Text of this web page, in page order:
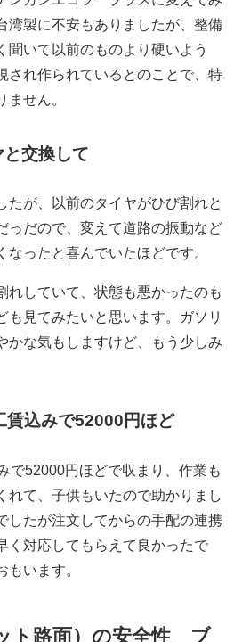
湾製に不安もありましたが、整備
聞いて以前のものより硬いよう
され作られているとのことで、特
ません。
交換して
たが、以前のタイヤがひび割れと
っだので、変えて道路の振動など
ったと喜んでいたほどです。
れしていて、状態も悪かったのも
も見てみたいと思います。ガソリ
かな気もしますけど、もう少しみ
賃込みで52000円ほど
で52000円ほどで収まり、作業も
れて、子供もいたので助かりまし
したが注文してからの手配の連携
く対応してもらえて良かったで
もいます。
ト路面）の安全性 ブ